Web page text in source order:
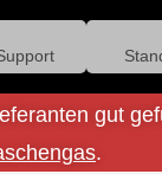
gut
.